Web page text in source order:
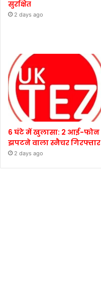
सुरक्षित
2 days ago
6 घंटे में खुलासा: 2 आई-फोन
झपटने वाला स्नैचर गिरफ्तार
2 days ago